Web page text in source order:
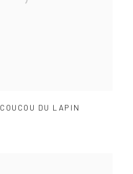
COUCOU DU LAPIN